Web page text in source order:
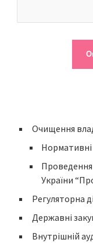
Очищення
Проведення
України
Регуляторна
Державні
Внутрішній